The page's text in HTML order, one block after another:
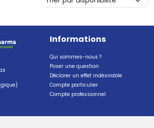
Informations
Qui sommes-nous ?
Poser une question
Déclarer un effet indésirable
Compte particulier
Compte professionnel